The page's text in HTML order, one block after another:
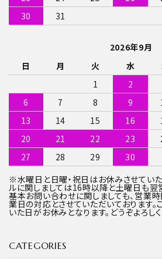
CATEGORIES
30
31
2026年9月
日
月 火 水
1
2
6
7 8 9
13
14 15 16
20
21 22 23
27
28 29
30
※水曜日と日曜・祝日はお休みさせてい
ルに関しましては16時以降と土曜日も翌
基本お問い合わせに関しましても、営業
業日の対応とさせていただいております。
いた日がお休みとなります。どうぞよろし